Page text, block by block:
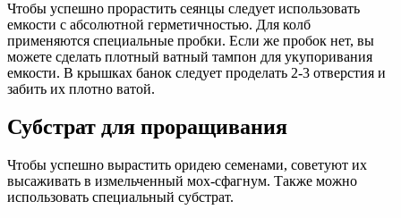
Чтобы успешно прорастить сеянцы следует использовать
емкости с абсолютной герметичностью. Для колб
применяются специальные пробки. Если же пробок нет, вы
можете сделать плотный ватный тампон для укупоривания
емкости. В крышках банок следует проделать 2-3 отверстия и
забить их плотно ватой.
Субстрат для проращивания
Чтобы успешно вырастить оридею семенами, советуют их
высаживать в измельченный мох-сфагнум. Также можно
использовать специальный субстрат.